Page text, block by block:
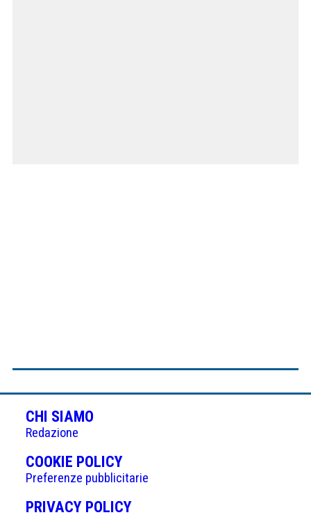
CHI SIAMO
Redazione
COOKIE POLICY(APRE
IN
UNA
Preferenze pubblicitarie
PRIVACY POLICY(APRE